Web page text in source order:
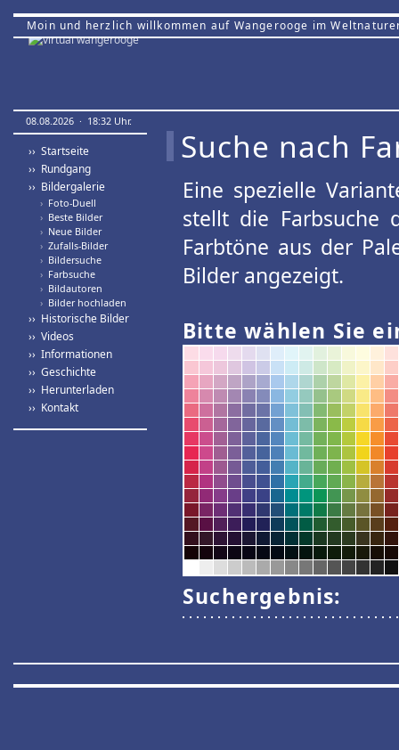
Moin und herzlich willkommen auf Wangerooge im
08.08.2026 · 18:32 Uhr.
›› Startseite
›› Rundgang
›› Bildergalerie
› Foto-Duell
› Beste Bilder
› Neue Bilder
› Zufalls-Bilder
› Bildersuche
› Farbsuche
› Bildautoren
› Bilder hochladen
›› Historische Bilder
›› Videos
›› Informationen
›› Geschichte
›› Herunterladen
›› Kontakt
Suche nach
Eine spezielle
stellt die Farbsuche
Farbtöne aus der
Bilder angezeigt.
Bitte wählen Sie
Suchergebnis: